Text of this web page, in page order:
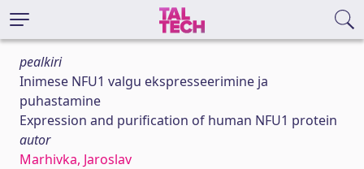
pealkiri
Inimese NFU1 valgu ekspresseerimine ja
puhastamine
Expression and purification of human NFU1 protein
autor
Marhivka, Jaroslav